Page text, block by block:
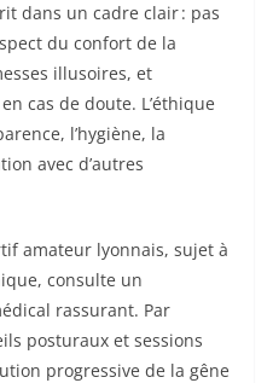
dans un cadre clair : pas
du confort de la
illusoires, et
cas de doute. L’éthique
l’hygiène, la
avec d’autres
amateur lyonnais, sujet à
consulte un
rassurant. Par
posturaux et sessions
progressive de la gêne